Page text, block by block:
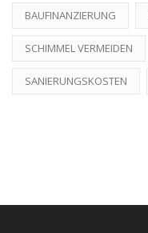
BAUFINANZIERUNG
SCHIMMEL VERMEIDEN
SANIERUNGSKOSTEN